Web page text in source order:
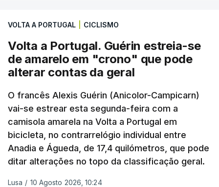
VOLTA A PORTUGAL CICLISMO
Volta a Portugal. Guérin estreia-se
de amarelo em "crono" que pode
alterar contas da geral
O francês Alexis Guérin (Anicolor-Campicarn)
vai-se estrear esta segunda-feira com a
camisola amarela na Volta a Portugal em
bicicleta, no contrarrelógio individual entre
Anadia e Águeda, de 17,4 quilómetros, que pode
ditar alterações no topo da classificação geral.
Lusa / 10 Agosto 2026, 10:24